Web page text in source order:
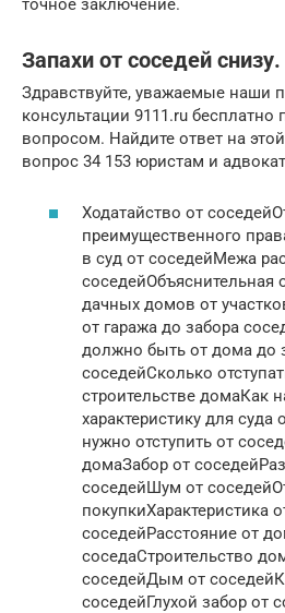
точное заключение.
Запахи от соседей
Здравствуйте, уважаемые наши
консультации 9111.ru
вопросом. Найдите ответ на
вопрос 34 153 юристам и
Ходатайство от
преимущественного
в суд от соседейМежа
соседейОбъяснительная
дачных домов от
от гаража до забора
должно быть от дома до
соседейСколько
строительстве домаКак
характеристику для суда
нужно отступить от
домаЗабор от
соседейШум от
покупкиХарактеристика
соседейРасстояние от
соседаСтроительство
соседейДым от
соседейГлухой забор от